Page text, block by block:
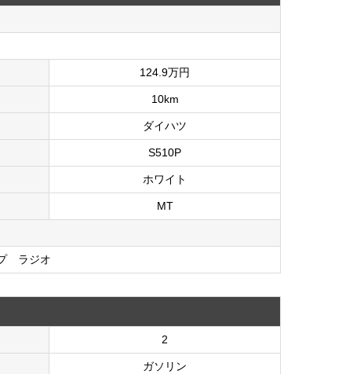
124.9万円
10km
ダイハツ
S510P
ホワイト
MT
ラジオ
2
ガソリン